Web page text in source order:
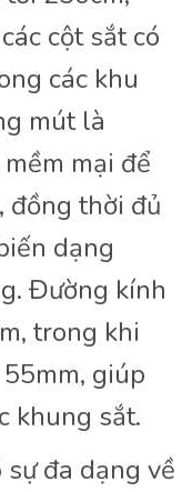
cột sắt có
các khu
mút là
mại để
đồng thời đủ
dạng
Đường kính
trong khi
giúp
khung sắt.
sự đa dạng về